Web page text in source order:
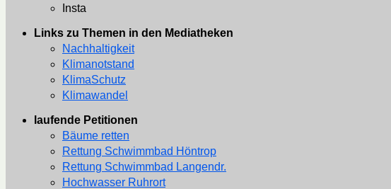
Insta
Links zu Themen in den Mediatheken
Nachhaltigkeit
Klimanotstand
KlimaSchutz
Klimawandel
laufende Petitionen
Bäume retten
Rettung Schwimmbad Höntrop
Rettung Schwimmbad Langendr.
Hochwasser Ruhrort